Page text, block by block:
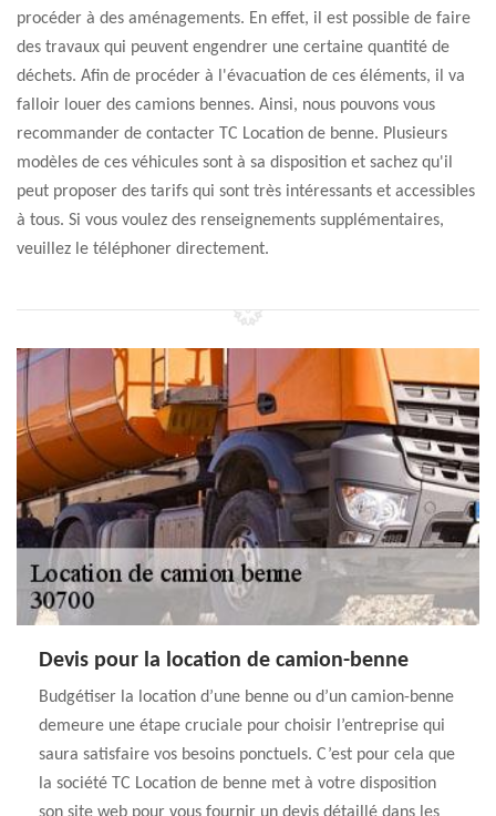
procéder à des aménagements. En effet, il est possible de faire
des travaux qui peuvent engendrer une certaine quantité de
déchets. Afin de procéder à l'évacuation de ces éléments, il va
falloir louer des camions bennes. Ainsi, nous pouvons vous
recommander de contacter TC Location de benne. Plusieurs
modèles de ces véhicules sont à sa disposition et sachez qu'il
peut proposer des tarifs qui sont très intéressants et accessibles
à tous. Si vous voulez des renseignements supplémentaires,
veuillez le téléphoner directement.
Devis pour la location de camion-benne
Budgétiser la location d’une benne ou d’un camion-benne
demeure une étape cruciale pour choisir l’entreprise qui
saura satisfaire vos besoins ponctuels. C’est pour cela que
la société TC Location de benne met à votre disposition